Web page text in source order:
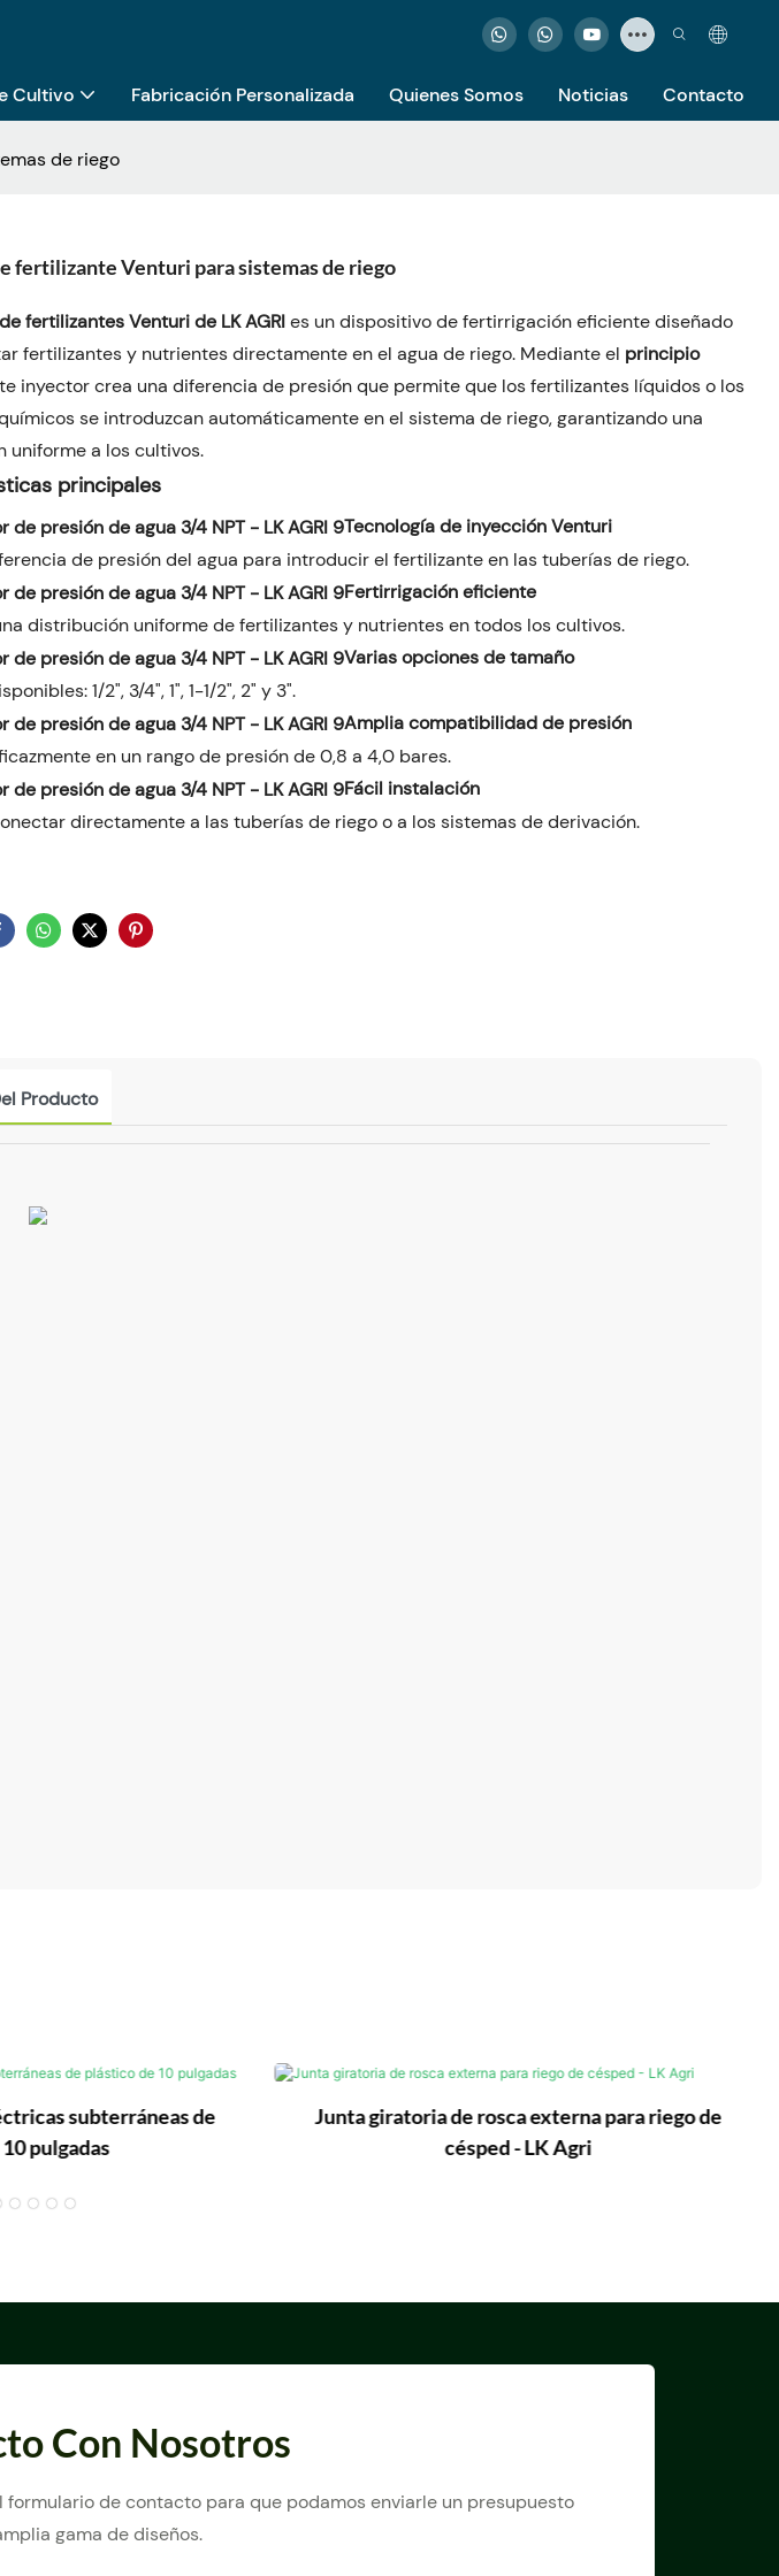
Cultivo Fabricación Personalizada Quienes Somos Noticias Contacto
de riego
fertilizante Venturi para sistemas de riego
fertilizantes Venturi de LK AGRIes un dispositivo de fertirrigación eficiente diseñado
fertilizantes y nutrientes directamente en el agua de riego. Mediante el principio
inyector crea una diferencia de presión que permite que los fertilizantes líquidos o los
se introduzcan automáticamente en el sistema de riego, garantizando una
uniforme a los cultivos.
principales
Tecnología de inyección Venturi
de presión del agua para introducir el fertilizante en las tuberías de riego.
Fertirrigación eficiente
distribución uniforme de fertilizantes y nutrientes en todos los cultivos.
Varias opciones de tamaño
1/2", 3/4", 1", 1-1/2", 2" y 3".
Amplia compatibilidad de presión
en un rango de presión de 0,8 a 4,0 bares.
Fácil instalación
directamente a las tuberías de riego o a los sistemas de derivación.
Producto
subterráneas de
pulgadas
Junta giratoria de rosca externa para riego de
césped - LK Agri
Con Nosotros
de contacto para que podamos enviarle un presupuesto
gama de diseños.